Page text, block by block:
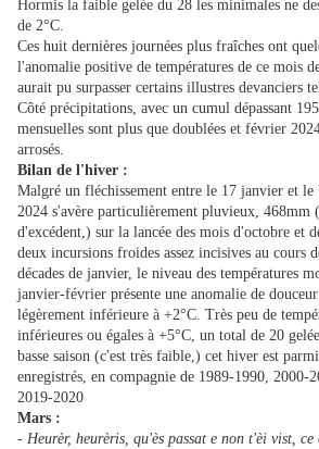
Hormis la faible gelée du 28 les minimales ne
de 2°C.
Ces huit dernières journées plus fraîches ont
l'anomalie positive de températures de ce mois
aurait pu surpasser certains illustres devanciers
Côté précipitations, avec un cumul dépassant
mensuelles sont plus que doublées et février
arrosés.
Bilan de l'hiver :
Malgré un fléchissement entre le 17 janvier et
2024 s'avère particulièrement pluvieux, 468mm
d'excédent,) sur la lancée des mois d'octobre et
deux incursions froides assez incisives au cours
décades de janvier, le niveau des températures
janvier-février présente une anomalie de
légèrement inférieure à +2°C. Très peu de
inférieures ou égales à +5°C, un total de 20
basse saison (c'est très faible,) cet hiver est
enregistrés, en compagnie de 1989-1990, 2000-
2019-2020
Mars :
- Heurèr, heurèris, qu'ès passat e non t'èi vist,